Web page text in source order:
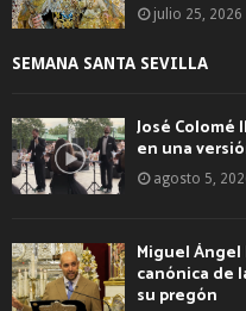
julio 25, 2026
SEMANA SANTA SEVILLA
José Colomé
en una
agosto 5,
Miguel
canónica de
su pregón